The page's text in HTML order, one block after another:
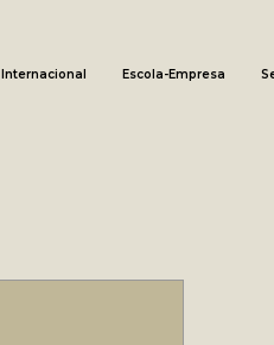
Internacional Escola-Empresa